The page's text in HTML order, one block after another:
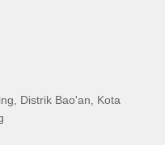
Distrik Bao'an, Kota